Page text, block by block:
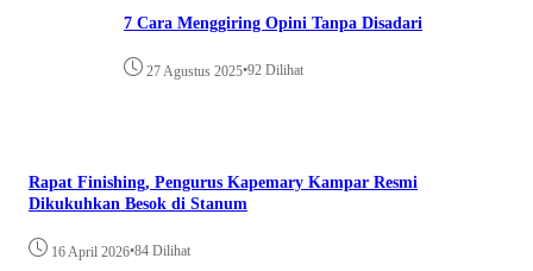
7 Cara Menggiring Opini Tanpa Disadari
27 Agustus 2025•92 Dilihat
Rapat Finishing, Pengurus Kapemary Kampar Resmi
Dikukuhkan Besok di Stanum
16 April 2026•84 Dilihat